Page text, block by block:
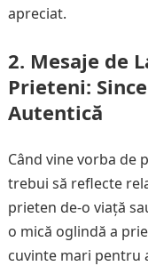
apreciat.
2. Mesaje de
Prieteni:
Autentică
Când vine vorba de
trebui să reflecte
prieten de-o viață
o mică oglindă a
cuvinte mari pentru